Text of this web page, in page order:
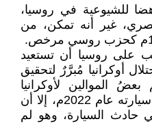
للشيوعية في روسيا،
غير أنه تمكن، من
على روسيا أن تستعيد
أوكرانيا مُبرَّرٌ لتحقيق
الموالين لأوكرانيا
باغتياله، فوضعوا له قنبلة في سيارته عام 2022م، إلا أن
حادث السيارة، وهو لم